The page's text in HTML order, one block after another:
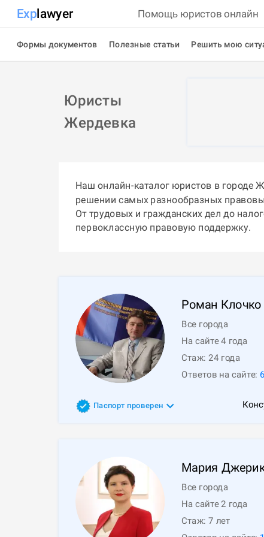
Explawyer Помощь юристов онлайн
Формы документов Полезные статьи Решить мою
Юристы
Жердевка
Наш онлайн-каталог юристов в городе
решении самых разнообразных
От трудовых и гражданских дел до
первоклассную правовую поддержку.
Роман Клочко
Все города
На сайте 4 года
Стаж: 24 года
Ответов на сайте:
Паспорт проверен
Мария
Все города
На сайте 2 года
Стаж:7 лет